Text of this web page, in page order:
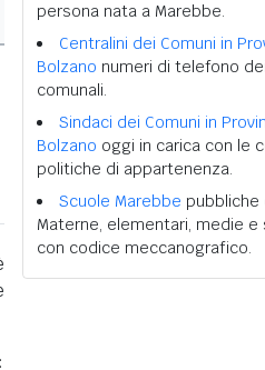
persona nata a Marebbe.
Centralini dei Comuni in
Bolzano numeri di telefono
comunali.
Sindaci dei Comuni in
Bolzano oggi in carica con le
politiche di appartenenza.
Scuole Marebbe pubbliche
Materne, elementari, medie e
con codice meccanografico.